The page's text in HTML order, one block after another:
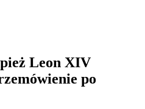
Leon XIV
po